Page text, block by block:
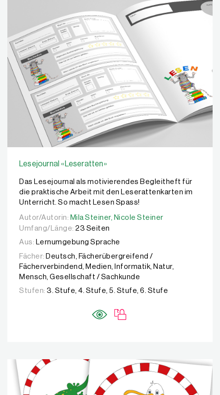
Lesejournal «Leseratten»
Das Lesejournal als motivierendes Begleitheft für
die praktische Arbeit mit den Leserattenkarten im
Unterricht. So macht Lesen Spass!
Autor/Autorin: Mila Steiner, Nicole Steiner
Autor/Autorin: Mila Steiner, Nicole Steiner
Umfang/Länge: 23 Seiten
Aus: Lernumgebung Sprache
Fächer: Deutsch, Fächerübergreifend /
Fächerverbindend, Medien, Informatik, Natur,
Mensch, Gesellschaft / Sachkunde
Stufen: 3. Stufe, 4. Stufe, 5. Stufe, 6. Stufe